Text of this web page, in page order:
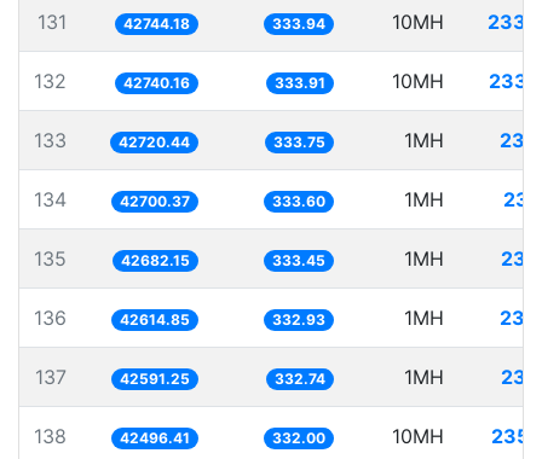
131 42744.18 333.94 10MH
132 42740.16 333.91 10MH
133 42720.44 333.75 1MH
134 42700.37 333.60 1MH
135 42682.15 333.45 1MH
136 42614.85 332.93 1MH
137 42591.25 332.74 1MH
138 42496.41 332.00 10MH